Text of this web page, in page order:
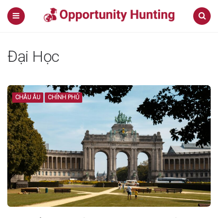
Đại Học
CHÂU ÂU CHÍNH PHỦ